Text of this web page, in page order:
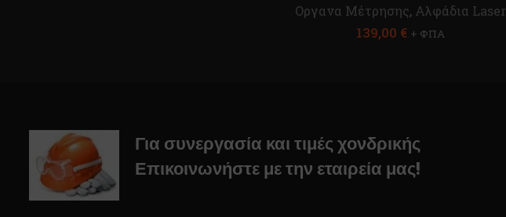
Οργανα Μέτρησης, Αλφάδια Laser
139,00 € + ΦΠΑ
Για συνεργασία και τιμές χονδρικής
Επικοινωνήστε με την εταιρεία μας!